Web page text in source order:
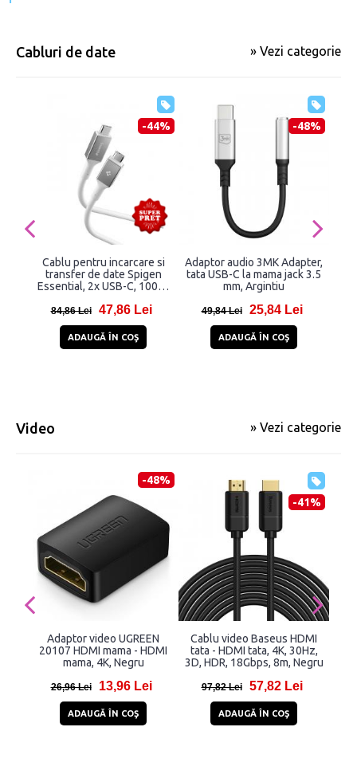
Cabluri de date » Vezi categorie
-44%
Cablu pentru incarcare si
transfer de date Spigen
Essential, 2x USB-C, 100W,
84,86 Lei 47,86 Lei
ADAUGĂ ÎN COŞ
-48%
Adaptor audio 3MK Adapter,
tata USB-C la mama jack 3.5
mm, Argintiu
49,84 Lei 25,84 Lei
ADAUGĂ ÎN COŞ
Video » Vezi categorie
-48%
Adaptor video UGREEN
20107 HDMI mama - HDMI
mama, 4K, Negru
26,96 Lei 13,96 Lei
ADAUGĂ ÎN COŞ
-41%
Cablu video Baseus HDMI
tata - HDMI tata, 4K, 30Hz,
3D, HDR, 18Gbps, 8m, Negru
97,82 Lei 57,82 Lei
ADAUGĂ ÎN COŞ